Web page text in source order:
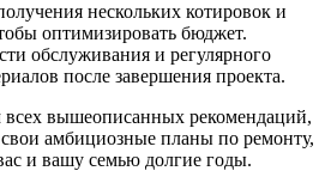
нескольких котировок и
оптимизировать бюджет.
обслуживания и регулярного
после завершения проекта.
всех вышеописанных рекомендаций,
амбициозные планы по ремонту,
и вашу семью долгие годы.